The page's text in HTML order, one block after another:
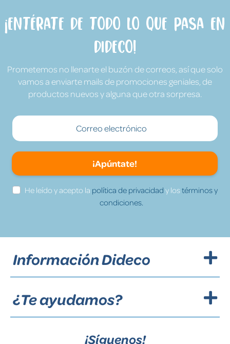
¡Entérate de todo lo que pasa en
Dideco!
Prometemos no llenarte el buzón de correos, así que solo
vamos a enviarte mails de promociones geniales, de
productos nuevos y alguna que otra sorpresa.
¡Apúntate!
He leído y acepto la política de privacidad y lostérminos y
condiciones.
Información Dideco
¿Te ayudamos?
¡Síguenos!